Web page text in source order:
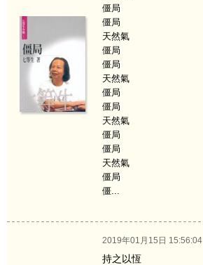
僵局
僵局
天然氣
僵局
僵局
天然氣
僵局
僵局
天然氣
僵局
僵局
天然氣
僵局
僵...
2019年01月15日 15:56:04
持之以恆